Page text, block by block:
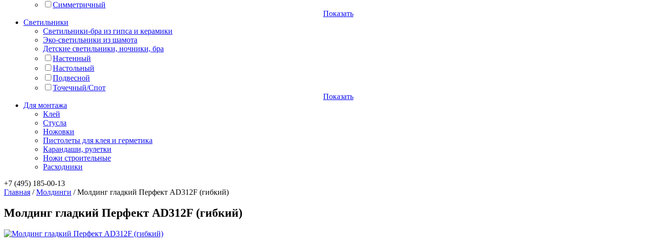
Симметричный
Показать
Светильники
Светильники-бра из гипса и керамики
Эко-светильники из шамота
Детские светильники, ночники, бра
Настенный
Настольный
Подвесной
Точечный/Спот
Показать
Для монтажа
Клей
Стусла
Ножовки
Пистолеты для клея и герметика
Карандаши, рулетки
Ножи строительные
Расходники
+7 (495) 185-00-13
Главная /Молдинги /Молдинг гладкий Перфект AD312F (гибкий)
Молдинг гладкий Перфект AD312F (гибкий)